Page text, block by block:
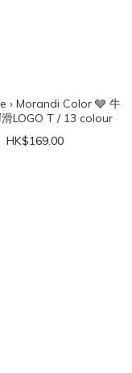
› Morandi Color 🩶 牛
LOGO T / 13 colour
HK$169.00